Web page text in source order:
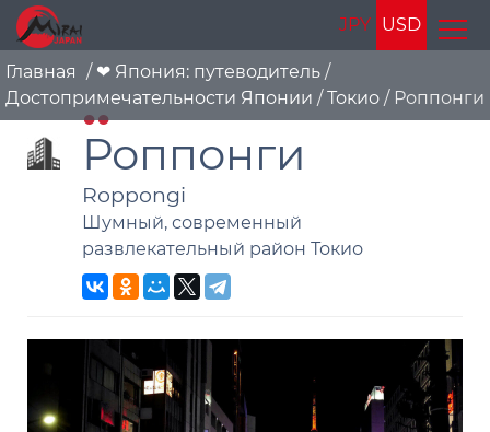
JPY USD
Главная / ❤ Япония: путеводитель /
Достопримечательности Японии / Токио / Роппонги
Роппонги
Roppongi
Шумный, современный
развлекательный район Токио